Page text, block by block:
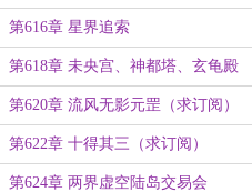
第616章 星界追索
第618章 未央宫、神都塔、玄龟殿
第620章 流风无影元罡（求订阅）
第622章 十得其三（求订阅）
第624章 两界虚空陆岛交易会